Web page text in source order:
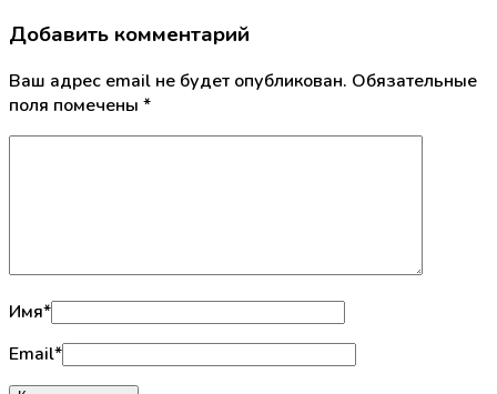
Добавить комментарий
Ваш адрес email не будет опубликован. Обязательные
поля помечены *
Имя*
Email*